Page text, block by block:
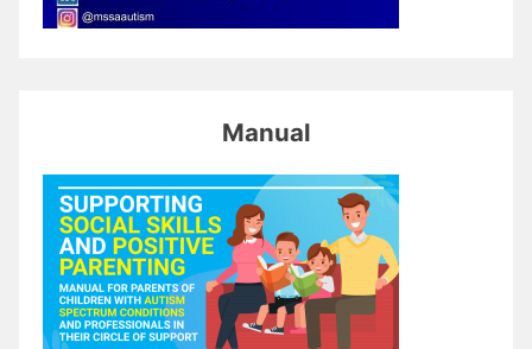
Manual